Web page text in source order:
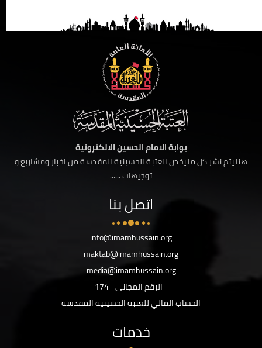
بوابة الامام الحسين الالكترونية
هنا يتم نشر كل ما يخص العتبة الحسينية المقدسة من اخبار ومشاريع و
توجيهات ......
اتصل بنا
info@imamhussain.org
maktab@imamhussain.org
media@imamhussain.org
الرقم المجاني 174
الحساب المالي للعتبة الحسينية المقدسة
خدمات